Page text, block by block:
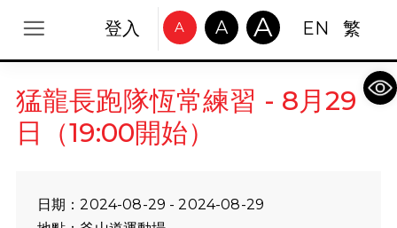
登入 A A A EN 繁
猛龍長跑隊恆常練習 - 8月29
日（19:00開始）
日期：2024-08-29 - 2024-08-29